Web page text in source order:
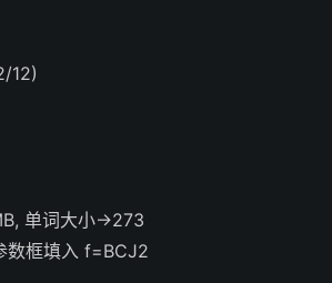
12)
单词大小->273
数框填入 f=BCJ2